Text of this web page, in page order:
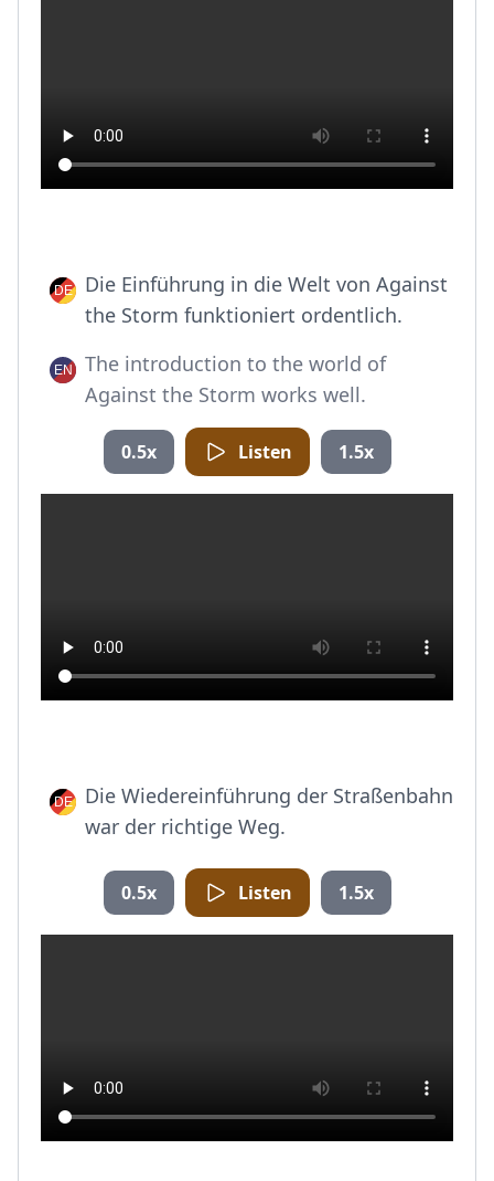
Die Einführung in die Welt von Against
the Storm funktioniert ordentlich.
The introduction to the world of
Against the Storm works well.
0.5x Listen 1.5x
Die Wiedereinführung der Straßenbahn
war der richtige Weg.
0.5x Listen 1.5x